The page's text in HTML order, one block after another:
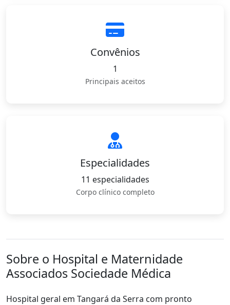
Convênios
1
Principais aceitos
Especialidades
11 especialidades
Corpo clínico completo
Sobre o Hospital e Maternidade
Associados Sociedade Médica
Hospital geral em Tangará da Serra com pronto